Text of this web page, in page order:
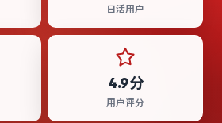
日活用户
4.9分
用户评分